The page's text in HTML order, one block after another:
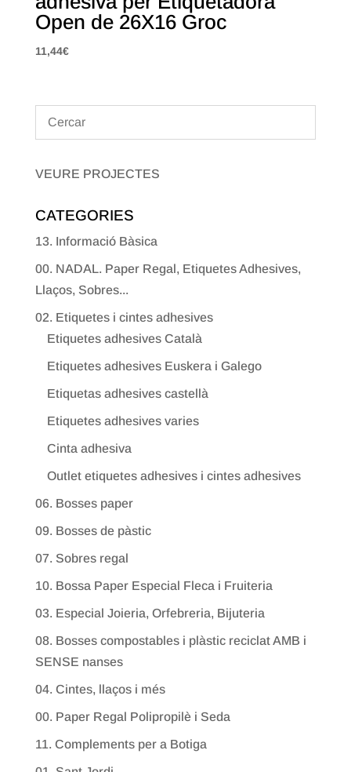
Open de 26X16 Groc
11,44€
VEURE PROJECTES
CATEGORIES
13. Informació Bàsica
00. NADAL. Paper Regal, Etiquetes Adhesives,
Llaços, Sobres...
02. Etiquetes i cintes adhesives
Etiquetes adhesives Català
Etiquetes adhesives Euskera i Galego
Etiquetas adhesives castellà
Etiquetes adhesives varies
Cinta adhesiva
Outlet etiquetes adhesives i cintes adhesives
06. Bosses paper
09. Bosses de pàstic
07. Sobres regal
10. Bossa Paper Especial Fleca i Fruiteria
03. Especial Joieria, Orfebreria, Bijuteria
08. Bosses compostables i plàstic reciclat AMB i
SENSE nanses
04. Cintes, llaços i més
00. Paper Regal Polipropilè i Seda
11. Complements per a Botiga